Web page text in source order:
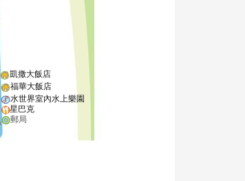
凱撒大飯店
福華大飯店
星巴克
水世界室內水上樂園
郵局